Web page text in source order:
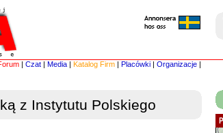
| Czat | Media | Katalog Firm | Placówki | Organizacje |
z Instytutu Polskiego